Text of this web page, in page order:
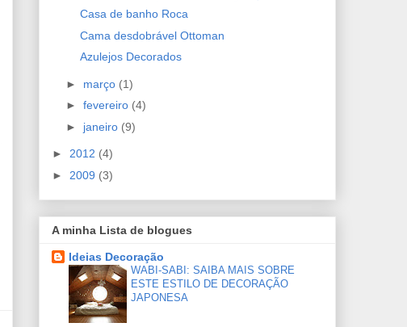
Casa de banho Roca
Cama desdobrável Ottoman
Azulejos Decorados
► março (1)
► fevereiro (4)
► janeiro (9)
► 2012 (4)
► 2009 (3)
A minha Lista de blogues
Ideias Decoração
WABI-SABI: SAIBA MAIS SOBRE
ESTE ESTILO DE DECORAÇÃO
JAPONESA